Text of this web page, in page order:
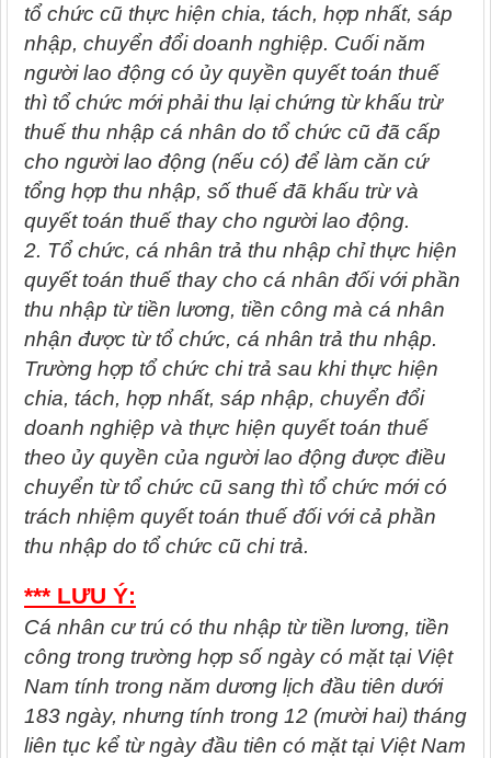
tổ chức cũ thực hiện chia, tách, hợp nhất, sáp
nhập, chuyển đổi doanh nghiệp. Cuối năm
người lao động có ủy quyền quyết toán thuế
thì tổ chức mới phải thu lại chứng từ khấu trừ
thuế thu nhập cá nhân do tổ chức cũ đã cấp
cho người lao động (nếu có) để làm căn cứ
tổng hợp thu nhập, số thuế đã khấu trừ và
quyết toán thuế thay cho người lao động.
2. Tổ chức, cá nhân trả thu nhập chỉ thực hiện
quyết toán thuế thay cho cá nhân đối với phần
thu nhập từ tiền lương, tiền công mà cá nhân
nhận được từ tổ chức, cá nhân trả thu nhập.
Trường hợp tổ chức chi trả sau khi thực hiện
chia, tách, hợp nhất, sáp nhập, chuyển đổi
doanh nghiệp và thực hiện quyết toán thuế
theo ủy quyền của người lao động được điều
chuyển từ tổ chức cũ sang thì tổ chức mới có
trách nhiệm quyết toán thuế đối với cả phần
thu nhập do tổ chức cũ chi trả.
*** LƯU Ý:
Cá nhân cư trú có thu nhập từ tiền lương, tiền
công trong trường hợp số ngày có mặt tại Việt
Nam tính trong năm dương lịch đầu tiên dưới
183 ngày, nhưng tính trong 12 (mười hai) tháng
liên tục kể từ ngày đầu tiên có mặt tại Việt Nam